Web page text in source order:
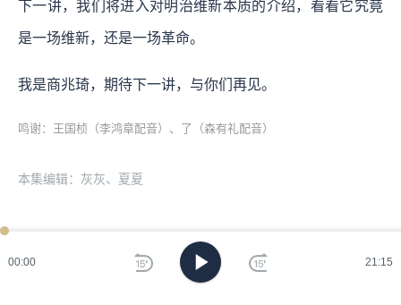
00:00 21:15
下一讲，我们将进入对明治维新本质的介绍，看看它究竟
是一场维新，还是一场革命。
我是商兆琦，期待下一讲，与你们再见。
鸣谢：王国桢（李鸿章配音）、了（森有礼配音）
本集编辑：灰灰、夏夏
精选评论 共 70 条